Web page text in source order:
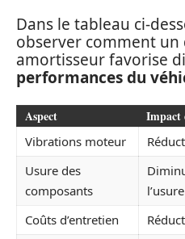
Dans le tableau ci-
observer comment
amortisseur favorise
performances du
Aspect Impact
Vibrations moteur
Usure des
composants
l’usure
Coûts d’entretien